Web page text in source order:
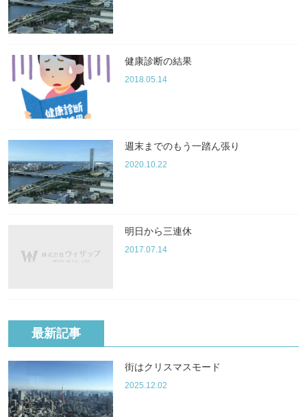
健康診断の結果
2018.05.14
週末までのもう一踏ん張り
2020.10.22
明日から三連休
2017.07.14
最新記事
街はクリスマスモード
2025.12.02